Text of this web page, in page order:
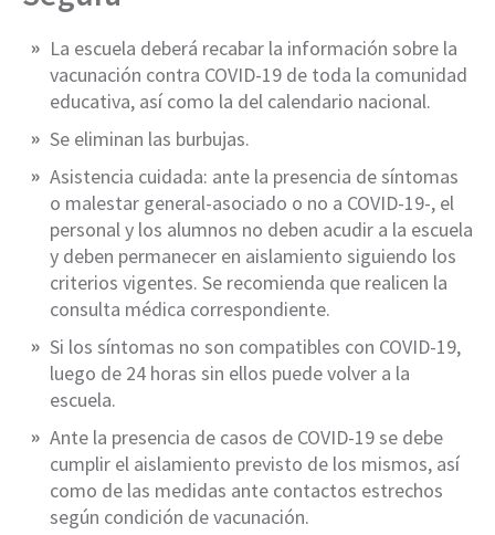
La escuela deberá recabar la información sobre la
vacunación contra COVID-19 de toda la comunidad
educativa, así como la del calendario nacional.
Se eliminan las burbujas.
Asistencia cuidada: ante la presencia de síntomas
o malestar general-asociado o no a COVID-19-, el
personal y los alumnos no deben acudir a la escuela
y deben permanecer en aislamiento siguiendo los
criterios vigentes. Se recomienda que realicen la
consulta médica correspondiente.
Si los síntomas no son compatibles con COVID-19,
luego de 24 horas sin ellos puede volver a la
escuela.
Ante la presencia de casos de COVID-19 se debe
cumplir el aislamiento previsto de los mismos, así
como de las medidas ante contactos estrechos
según condición de vacunación.